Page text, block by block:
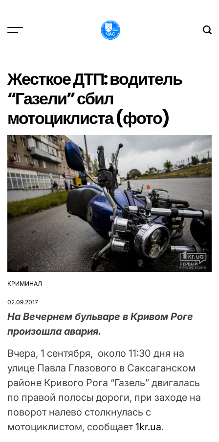
вмісту
Жесткое ДТП: водитель
“Газели” сбил
мотоциклиста (фото)
ОПУБЛІКУВАТИ
КРИМИНАЛ
02.09.2017
На Вечернем бульваре в Кривом Роге
произошла авария.
Вчера, 1 сентября, около 11:30 дня на
улице Павла Глазового в Саксаганском
районе Кривого Рога “Газель” двигалась
по правой полосы дороги, при заходе на
поворот налево столкнулась с
мотоциклистом, сообщает 1kr.ua.